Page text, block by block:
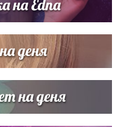
на Edna
деня
на деня